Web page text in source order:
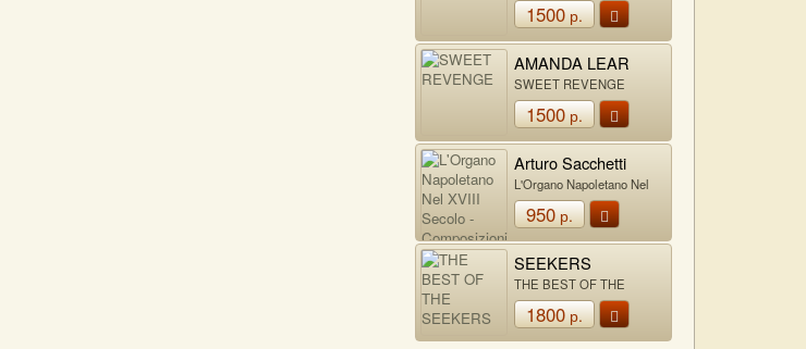
1500р.
AMANDA LEAR
SWEET REVENGE
1500р.
Arturo Sacchetti
L'Organo Napoletano Nel
XVIII Secolo -
Composizioni Da Chiesa
950р.
SEEKERS
THE BEST OF THE
SEEKERS
1800р.